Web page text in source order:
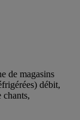
de magasins
débit,
chants,